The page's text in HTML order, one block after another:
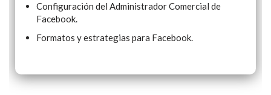
Configuración del Administrador Comercial de
Facebook.
Formatos y estrategias para Facebook.